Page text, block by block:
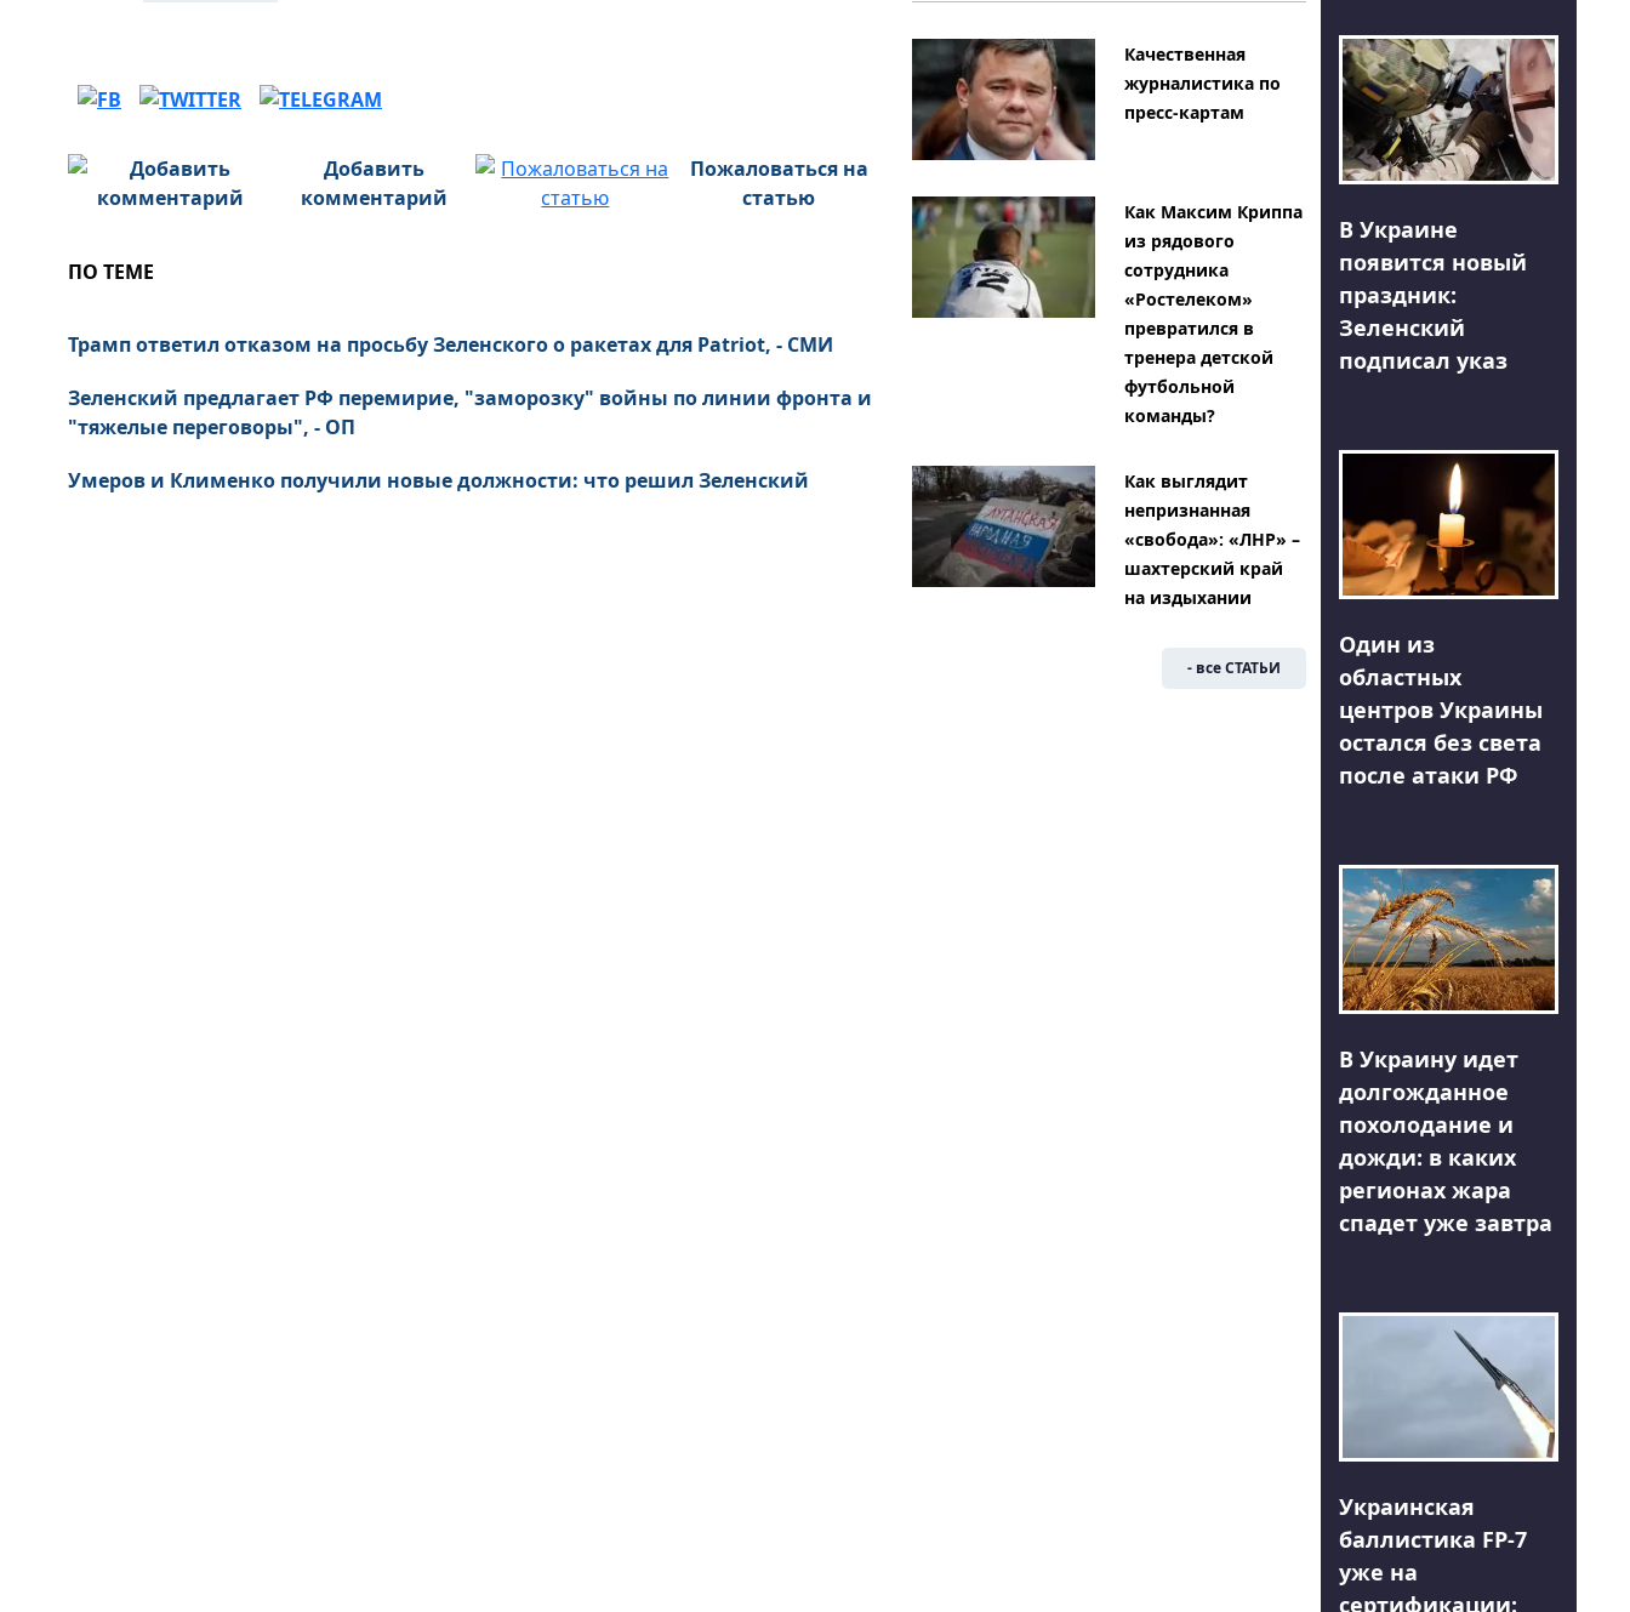
Добавить
комментарий
Пожаловаться на
статью
ПО ТЕМЕ
Трамп ответил отказом на просьбу Зеленского о ракетах для Patriot, - СМИ
Зеленский предлагает РФ перемирие, "заморозку" войны по линии фронта и
"тяжелые переговоры", - ОП
Умеров и Клименко получили новые должности: что решил Зеленский
Качественная
журналистика по
пресс-картам
Как Максим Криппа
из рядового
сотрудника
«Ростелеком»
превратился в
тренера детской
футбольной
команды?
Как выглядит
непризнанная
«свобода»: «ЛНР» –
шахтерский край
на издыхании
- все СТАТЬИ
В Украине
появится новый
праздник:
Зеленский
подписал указ
Один из
областных
центров Украины
остался без света
после атаки РФ
В Украину идет
долгожданное
похолодание и
дожди: в каких
регионах жара
спадет уже завтра
Украинская
баллистика FP-7
уже на
сертификации: